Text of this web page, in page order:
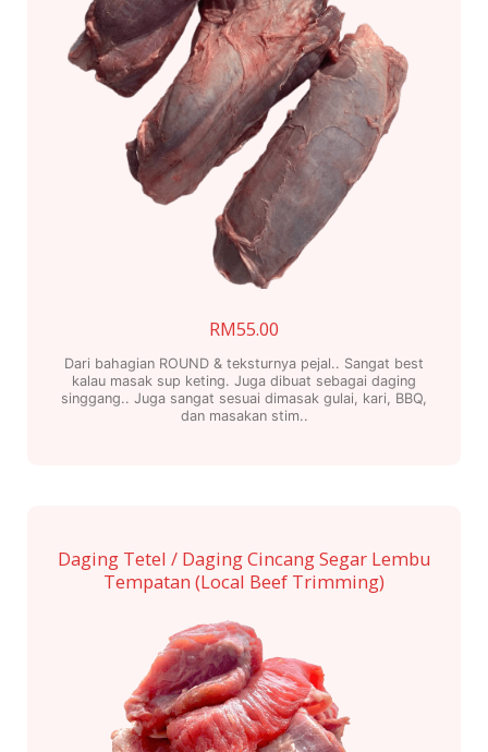
RM55.00
Dari bahagian ROUND & teksturnya pejal.. Sangat best
kalau masak sup keting. Juga dibuat sebagai daging
singgang.. Juga sangat sesuai dimasak gulai, kari, BBQ,
dan masakan stim..
Daging Tetel / Daging Cincang Segar Lembu
Tempatan (Local Beef Trimming)